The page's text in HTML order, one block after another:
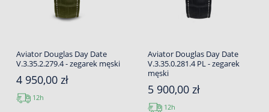
Aviator Douglas Day Date
V.3.35.2.279.4 - zegarek męski
4 950,00 zł
12h
Aviator Douglas Day Date
V.3.35.0.281.4 PL - zegarek
męski
5 900,00 zł
12h